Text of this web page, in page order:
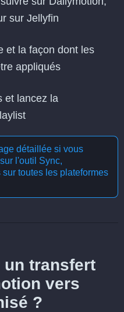
sur Jellyfin
et la façon dont les
appliqués
et lancez la
détaillée si vous
l'outil Sync,
toutes les plateformes
un transfert
vers
?